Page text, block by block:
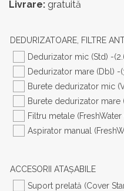
Livrare: gratuită
DEDURIZATOARE, FILTRE
Dedurizator mic (Std) -
Dedurizator mare (Dbl) -
Burete dedurizator mic
Burete dedurizator mare
Filtru metale
Aspirator manual
ACCESORII ATAȘABILE
Suport prelată (Cover